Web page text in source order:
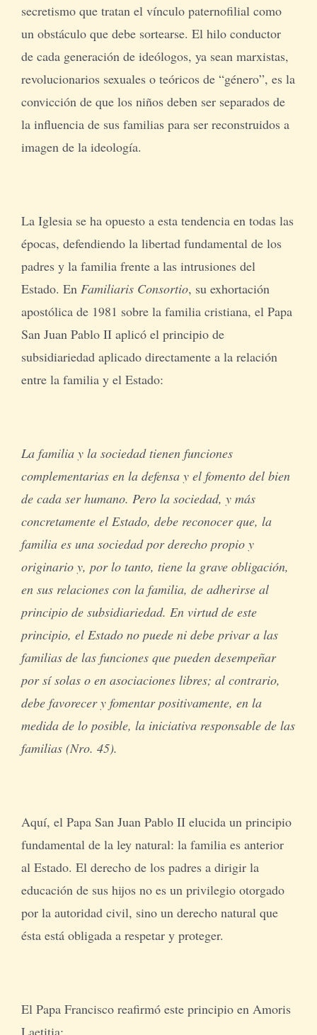
secretismo que tratan el vínculo paternofilial como
un obstáculo que debe sortearse. El hilo conductor
de cada generación de ideólogos, ya sean marxistas,
revolucionarios sexuales o teóricos de “género”, es la
convicción de que los niños deben ser separados de
la influencia de sus familias para ser reconstruidos a
imagen de la ideología.
La Iglesia se ha opuesto a esta tendencia en todas las
épocas, defendiendo la libertad fundamental de los
padres y la familia frente a las intrusiones del
Estado. En Familiaris Consortio, su exhortación
apostólica de 1981 sobre la familia cristiana, el Papa
San Juan Pablo II aplicó el principio de
subsidiariedad aplicado directamente a la relación
entre la familia y el Estado:
La familia y la sociedad tienen funciones
complementarias en la defensa y el fomento del bien
de cada ser humano. Pero la sociedad, y más
concretamente el Estado, debe reconocer que, la
familia es una sociedad por derecho propio y
originario y, por lo tanto, tiene la grave obligación,
en sus relaciones con la familia, de adherirse al
principio de subsidiariedad. En virtud de este
principio, el Estado no puede ni debe privar a las
familias de las funciones que pueden desempeñar
por sí solas o en asociaciones libres; al contrario,
debe favorecer y fomentar positivamente, en la
medida de lo posible, la iniciativa responsable de las
familias (Nro. 45).
Aquí, el Papa San Juan Pablo II elucida un principio
fundamental de la ley natural: la familia es anterior
al Estado. El derecho de los padres a dirigir la
educación de sus hijos no es un privilegio otorgado
por la autoridad civil, sino un derecho natural que
ésta está obligada a respetar y proteger.
El Papa Francisco reafirmó este principio en Amoris
Laetitia: